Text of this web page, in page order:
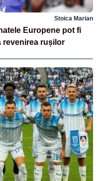
Stoica Marian
Europene pot fi
revenirea rușilor